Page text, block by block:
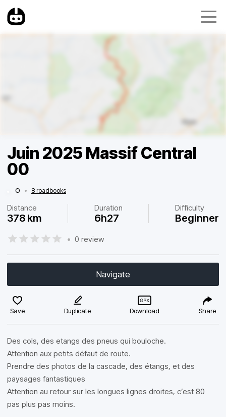
Juin 2025 Massif Central
00
O • 8 roadbooks
Distance
378 km
Duration
6h27
Difficulty
Beginner
• 0 review
Navigate
Save Duplicate Download Share
Des cols, des etangs des pneus qui bouloche.
Attention aux petits défaut de route.
Prendre des photos de la cascade, des étangs, et des
paysages fantastiques
Attention au retour sur les longues lignes droites, c’est 80
pas plus pas moins.